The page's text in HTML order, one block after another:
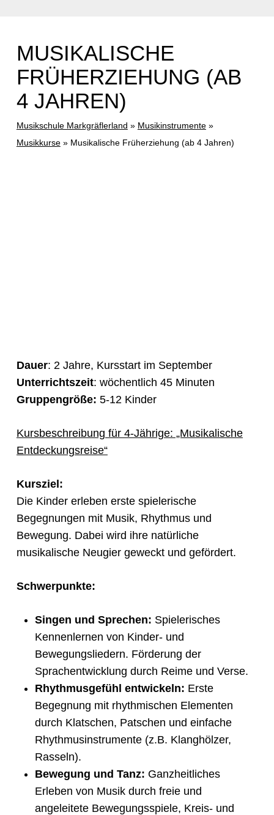
MUSIKALISCHE
FRÜHERZIEHUNG (AB
4 JAHREN)
Musikschule Markgräflerland » Musikinstrumente»
Musikkurse» Musikalische Früherziehung (ab 4 Jahren)
Dauer: 2 Jahre, Kursstart im September
Unterrichtszeit: wöchentlich 45 Minuten
Gruppengröße: 5-12 Kinder
Kursbeschreibung für 4-Jährige: „Musikalische
Entdeckungsreise“
Kursziel:
Die Kinder erleben erste spielerische
Begegnungen mit Musik, Rhythmus und
Bewegung. Dabei wird ihre natürliche
musikalische Neugier geweckt und gefördert.
Schwerpunkte:
Singen und Sprechen: Spielerisches
Kennenlernen von Kinder- und
Bewegungsliedern. Förderung der
Sprachentwicklung durch Reime und Verse.
Rhythmusgefühl entwickeln: Erste
Begegnung mit rhythmischen Elementen
durch Klatschen, Patschen und einfache
Rhythmusinstrumente (z.B. Klanghölzer,
Rasseln).
Bewegung und Tanz: Ganzheitliches
Erleben von Musik durch freie und
angeleitete Bewegungsspiele, Kreis- und